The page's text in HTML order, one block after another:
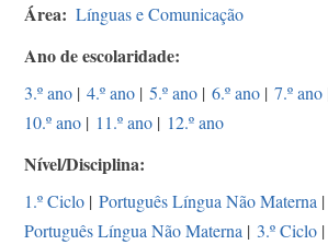
Área Línguas e Comunicação
Ano de escolaridade
3.º ano | 4.º ano | 5.º ano | 6.º ano | 7.º ano
10.º ano | 11.º ano | 12.º ano
Nível/Disciplina
1.º Ciclo | Português Língua Não Materna |
Português Língua Não Materna | 3.º Ciclo |